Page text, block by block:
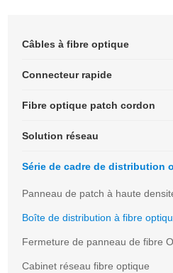
Câbles à fibre optique
Connecteur rapide
Fibre optique patch cordon
Solution réseau
Série de cadre de distribution
Panneau de patch à haute
Boîte de distribution à fibre
Fermeture de panneau de fibre
Cabinet réseau fibre optique